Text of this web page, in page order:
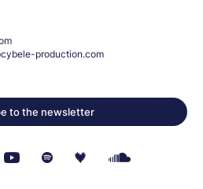
Marciac – Occitanie
saxophones)
production.com
to the newsletter